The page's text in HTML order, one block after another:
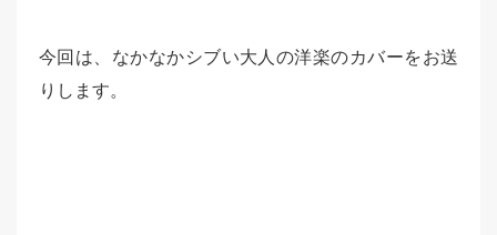
今回は、なかなかシブい大人の洋楽のカバーをお送
りします。